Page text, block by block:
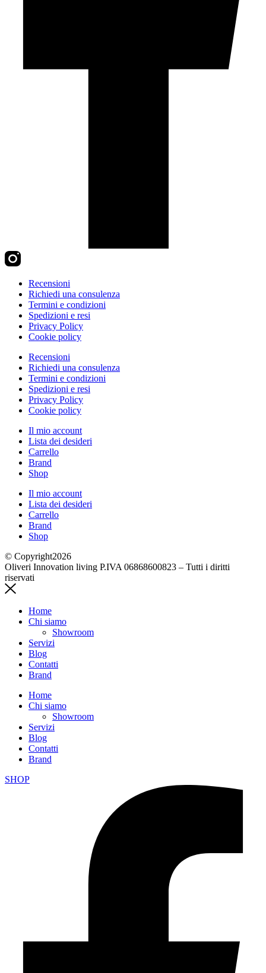
Recensioni
Richiedi una consulenza
Termini e condizioni
Spedizioni e resi
Privacy Policy
Cookie policy
Recensioni
Richiedi una consulenza
Termini e condizioni
Spedizioni e resi
Privacy Policy
Cookie policy
Il mio account
Lista dei desideri
Carrello
Brand
Shop
Il mio account
Lista dei desideri
Carrello
Brand
Shop
© Copyright2026
Oliveri Innovation living P.IVA 06868600823 – Tutti i diritti
riservati
Home
Chi siamo
Showroom
Servizi
Blog
Contatti
Brand
Home
Chi siamo
Showroom
Servizi
Blog
Contatti
Brand
SHOP